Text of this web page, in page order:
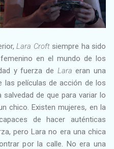
Lara Croftsiempre ha sido
en el mundo de los
y fuerza de Lara eran una
las películas de acción de los
de que para variar lo
chico. Existen mujeres, en la
de hacer auténticas
pero Lara no era una chica
por la calle. No era una